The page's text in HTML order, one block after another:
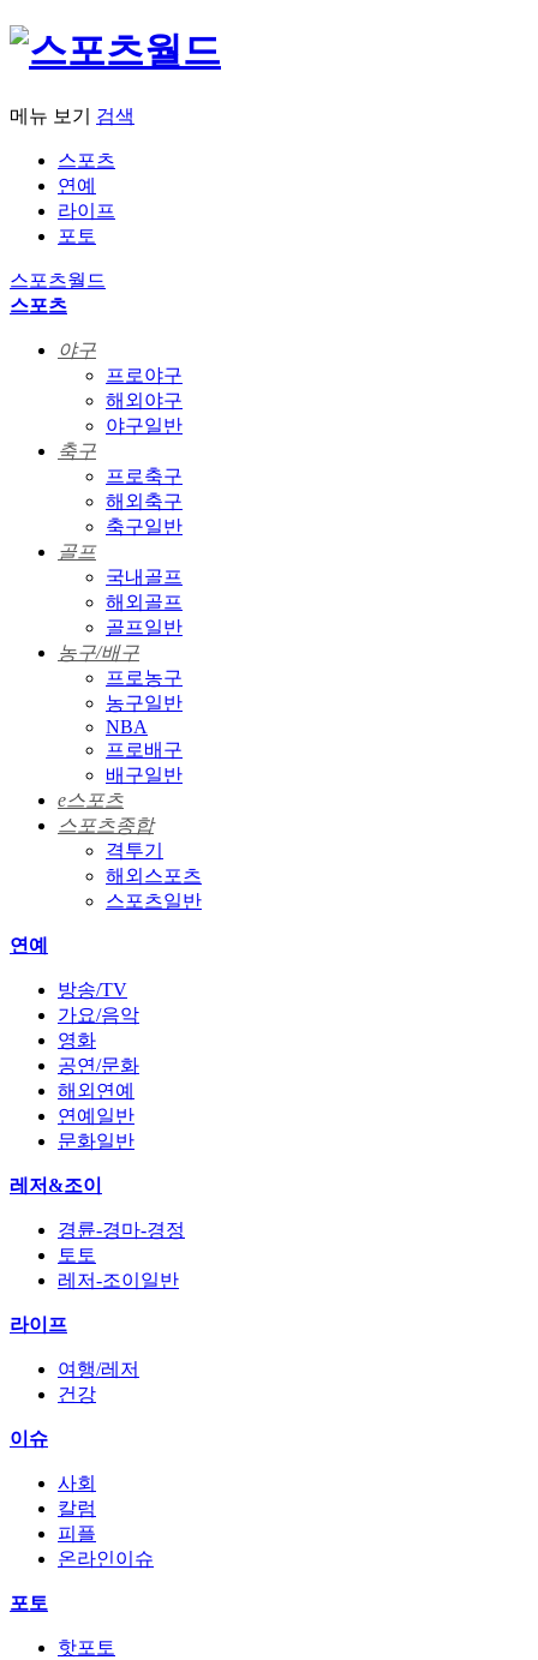
메뉴 보기 검색
스포츠
연예
라이프
포토
스포츠월드
스포츠
야구
프로야구
해외야구
야구일반
축구
프로축구
해외축구
축구일반
골프
국내골프
해외골프
골프일반
농구/배구
프로농구
농구일반
NBA
프로배구
배구일반
e스포츠
스포츠종합
격투기
해외스포츠
스포츠일반
연예
방송/TV
가요/음악
영화
공연/문화
해외연예
연예일반
문화일반
레저&조이
경륜-경마-경정
토토
레저-조이일반
라이프
여행/레저
건강
이슈
사회
칼럼
피플
온라인이슈
포토
핫포토